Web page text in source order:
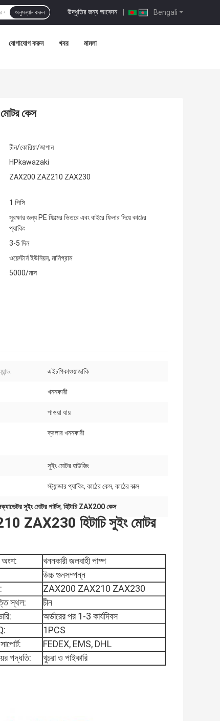
Bengali
উদ্ধৃতির জন্য আবেদন |
অনুসন্ধান করুন
যোগাযোগ করুন খবর মামলা
মোটর কেস
চীন/কোরিয়া/জাপান
HPkawazaki
ZAX200 ZAZ210 ZAX230
1 পিসি
সুরক্ষার জন্য PE ফিল্মের ভিতরে এবং বাইরে ফিলার দিয়ে কাঠের
প্যাকিং
3-5 দিন
ওয়েস্টার্ন ইউনিয়ন, মানিগ্রাম
5000/মাস
এইচপিকাওয়াজাকি
খননকারী
পাওয়া যায়
ক্রলার খননকারী
সুইং মোটর হাউজিং
স্ট্যান্ডার প্যাকিং, কাঠের কেস, কাঠের বাক্স
সুইং মোটর পার্টস, হিটাচি ZAX200 কেস
ZAX230 হিটাচি সুইং মোটর
অংশ:
খননকারী জলবাহী পাম্প
উচ্চ গুনসম্পন্ন
ZAX200 ZAX210 ZAX230
স্থল:
চীন
অর্ডারের পর 1-3 কার্যদিবস
1PCS
FEDEX, EMS, DHL
পদ্ধতি: খুচরা ও পাইকারি